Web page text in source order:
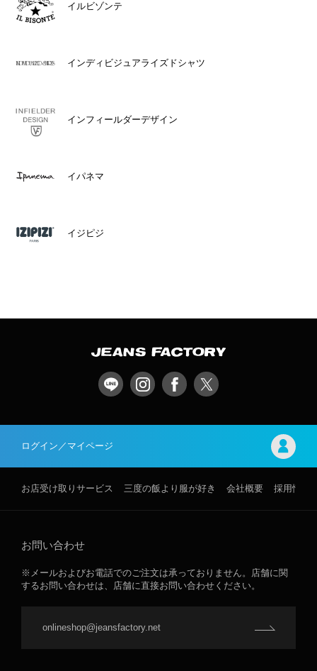
イルビゾンテ
インディビジュアライズドシャツ
インフィールダーデザイン
イパネマ
イジピジ
ログイン／マイページ
お店受け取りサービス 三度の飯より服が好き 会社概要 採用情報
お問い合わせ
※メールおよびお電話でのご注文は承っておりません。店舗に関
するお問い合わせは、店舗に直接お問い合わせください。
onlineshop@jeansfactory.net